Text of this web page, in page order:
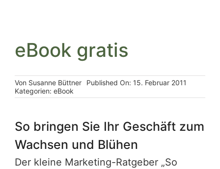
eBook gratis
Von Susanne Büttner
Published On: 15. Februar 2011
Kategorien: eBook
So bringen Sie Ihr Geschäft zum
Wachsen und Blühen
Der kleine Marketing-Ratgeber „So